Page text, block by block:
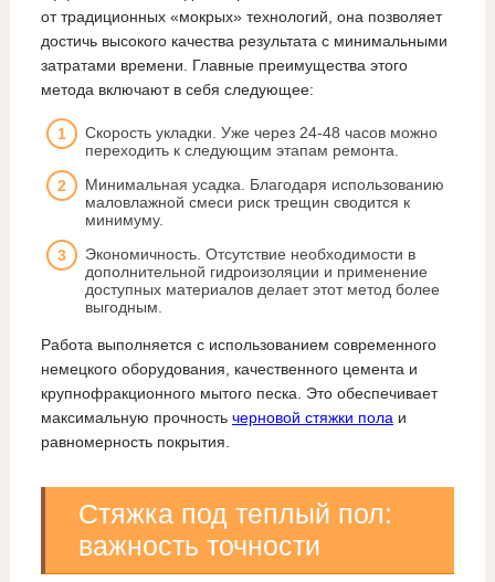
от традиционных «мокрых» технологий, она позволяет
достичь высокого качества результата с минимальными
затратами времени. Главные преимущества этого
метода включают в себя следующее:
Скорость укладки. Уже через 24-48 часов можно
переходить к следующим этапам ремонта.
Минимальная усадка. Благодаря использованию
маловлажной смеси риск трещин сводится к
минимуму.
Экономичность. Отсутствие необходимости в
дополнительной гидроизоляции и применение
доступных материалов делает этот метод более
выгодным.
Работа выполняется с использованием современного
немецкого оборудования, качественного цемента и
крупнофракционного мытого песка. Это обеспечивает
максимальную прочность черновой стяжки полаи
равномерность покрытия.
Стяжка под теплый пол:
важность точности